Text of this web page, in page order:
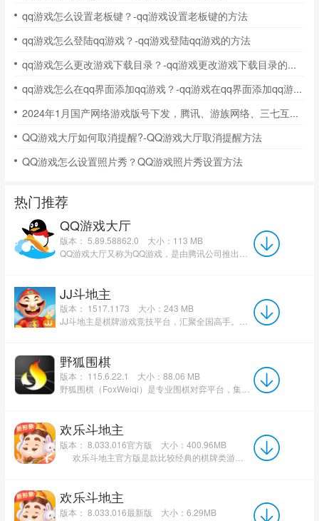
qq游戏怎么设置老板键？-qq游戏设置老板键的方法
qq游戏怎么登陆qq游戏？-qq游戏登陆qq游戏的方法
qq游戏怎么更改游戏下载目录？-qq游戏更改游戏下载目录的操作流程
qq游戏怎么在qq界面添加qq游戏？-qq游戏在qq界面添加qq游戏的方法
2024年1月国产网络游戏版号下发，腾讯、游族网络、三七互娱等公司共115款游戏获批
QQ游戏大厅如何取消提醒?-QQ游戏大厅取消提醒方法
QQ游戏怎么设置照片秀？QQ游戏照片秀设置方法
热门推荐
QQ游戏大厅
版本： 5.89.58862.0
大小：113 MB
JJ斗地主
版本： 1517.1173
大小：243 MB
野狐围棋
版本： 115.6.22.1
大小：88.06 MB
欢乐斗地主
版本： 8.033.016官方版
大小：400.96MB
欢乐斗地主官方版是款比较经典的棋牌类游戏。欢乐斗地主中不仅包含斗地主的经典玩法、癞子玩...
欢乐斗地主
版本： 8.033.016最新版
大小：6.29MB